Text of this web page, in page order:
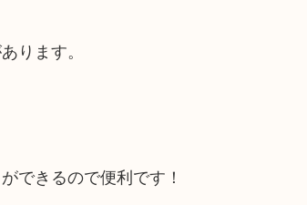
ります。
できるので便利です！